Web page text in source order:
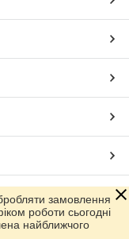
замовлення
роботи сьогодні
найближчого